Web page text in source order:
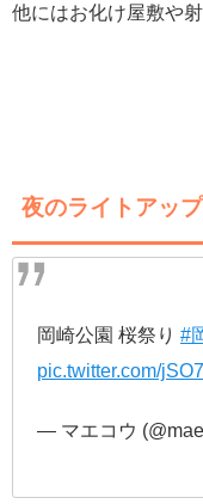
他にはお化け屋敷や
夜のライトアッ
岡崎公園 桜祭り #
pic.twitter.com/
— マエコウ